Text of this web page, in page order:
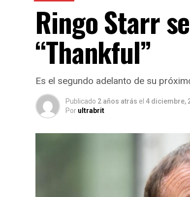
Ringo Starr
“Thankful”
Es el segundo adelanto de su
Publicado 2 años atrás el 4 diciembre,
Por ultrabrit